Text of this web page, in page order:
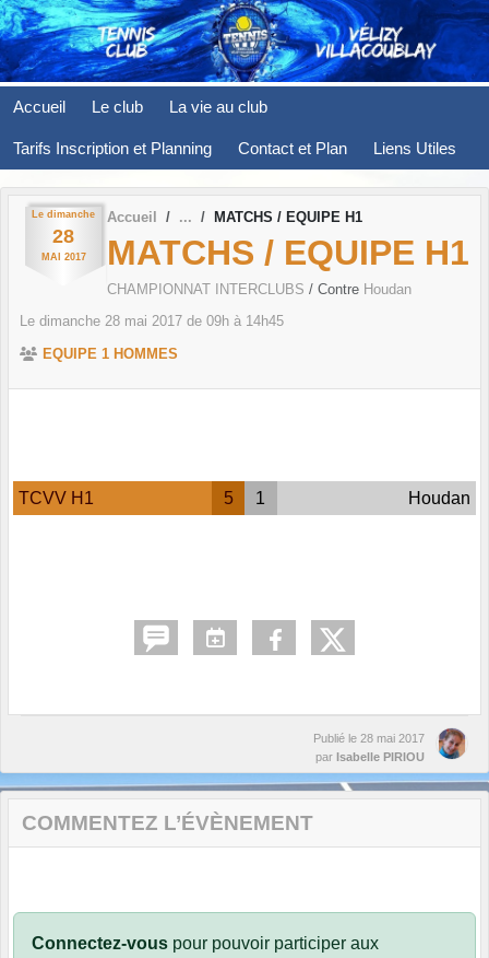
Accueil Le club La vie au club
Tarifs Inscription et Planning Contact et Plan Liens Utiles
Le dimanche
28
MAI 2017
Accueil MATCHS / EQUIPE H1
MATCHS / EQUIPE H1
CHAMPIONNAT INTERCLUBS / Contre Houdan
Le dimanche 28 mai 2017 de 09h à 14h45
EQUIPE 1 HOMMES
TCVV H1 5 1 Houdan
Publié le 28 mai 2017
par Isabelle PIRIOU
COMMENTEZ L’ÉVÈNEMENT
Connectez-vous pour pouvoir participer aux
Panneau de gestion des cookies